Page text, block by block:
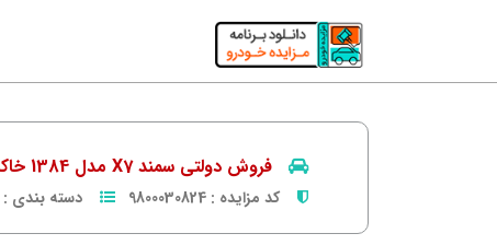
فروش دولتی سمند X7 مدل 1384 خاکستری
کد مزایده : 9800030824 دسته بندی :